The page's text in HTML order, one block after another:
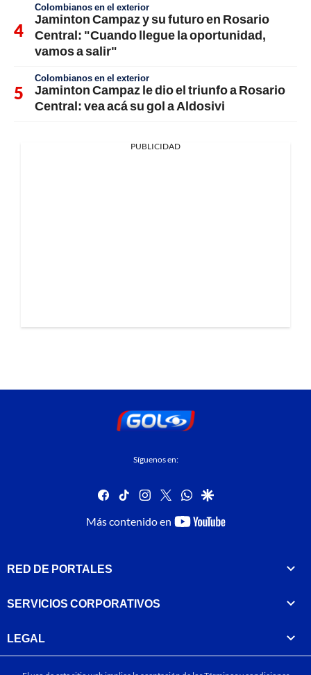
Colombianos en el exterior
Jaminton Campaz y su futuro en Rosario
Central: "Cuando llegue la oportunidad,
vamos a salir"
Colombianos en el exterior
Jaminton Campaz le dio el triunfo a Rosario
Central: vea acá su gol a Aldosivi
PUBLICIDAD
Síguenos en:
facebook
tiktok instagram
twitterwhatsapp
google
Más contenido en
youtube-
RED DE PORTALES
SERVICIOS CORPORATIVOS
LEGAL